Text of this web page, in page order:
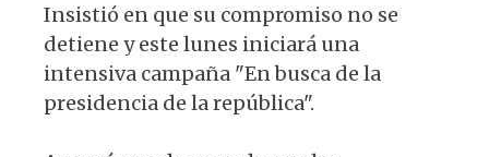
Insistió en que su compromiso no se
detiene y este lunes iniciará una
intensiva campaña "En busca de la
presidencia de la república".